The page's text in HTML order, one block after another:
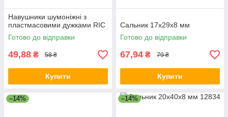
Навушники шумоніжні з
пластмасовими дужками RIC
Готово до відправки
49,88 ₴ 58 ₴
Купити
Сальник 17х29х8 мм
Готово до відправки
67,94 ₴ 79 ₴
Купити
–14% –14%